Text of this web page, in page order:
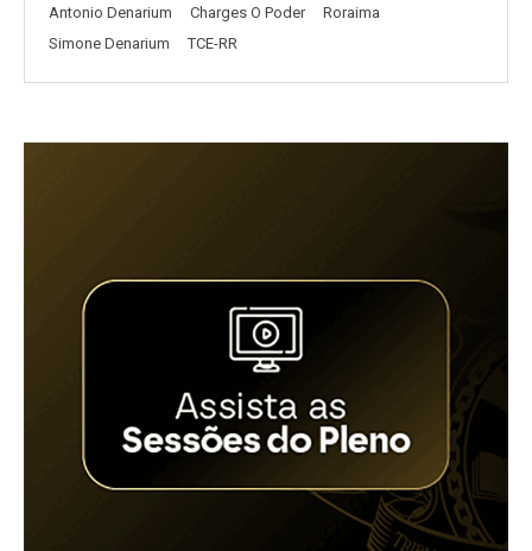
Antonio Denarium Charges O Poder
Roraima
Simone Denarium
TCE-RR